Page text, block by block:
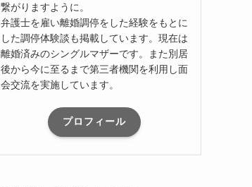
繋がりますように。
弁護士を雇い離婚調停をした経験をもとに
した調停体験談も掲載しています。現在は
離婚済みのシングルマザーです。また別居
後から今に至るまで第三者機関を利用し面
会交流を実施しています。
プロフィール